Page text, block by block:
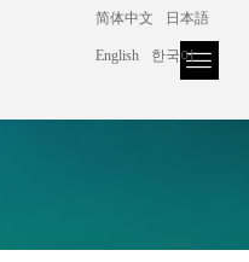
关于我们 新闻中心
+86 182 2132 2943
简体中文 日本語
English 한국어
设置到对象的实例。
设置到对象的实例。